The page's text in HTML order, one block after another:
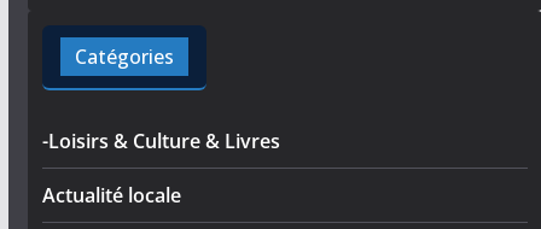
Catégories
-Loisirs & Culture & Livres
Actualité locale